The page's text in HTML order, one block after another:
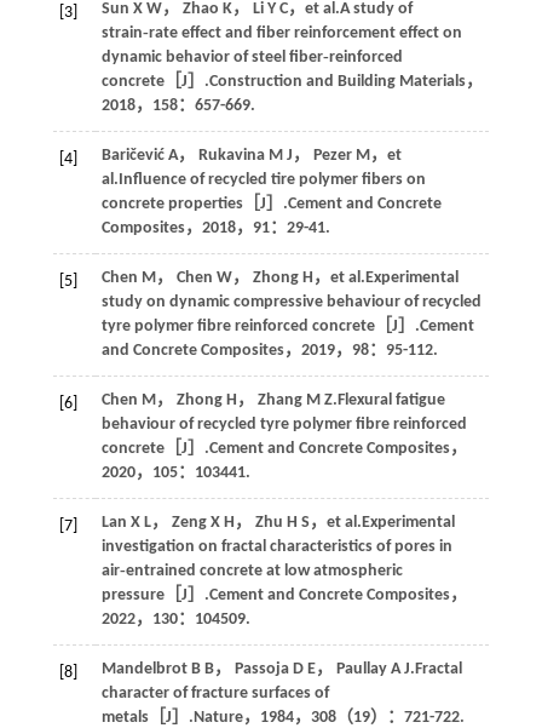
[3] Sun X W， Zhao K， Li Y C， et al.A study of
strain‑rate effect and fiber reinforcement effect on
dynamic behavior of steel fiber‑reinforced
concrete［J］.Construction and Building Materials，
2018， 158：657-669.
[4] Baričević A， Rukavina M J ， Pezer M， et
al.Influence of recycled tire polymer fibers on
concrete properties［J］.Cement and Concrete
Composites， 2018， 91：29-41.
[5] Chen M， Chen W， Zhong H ， et al.Experimental
study on dynamic compressive behaviour of recycled
tyre polymer fibre reinforced concrete［J］.Cement
and Concrete Composites， 2019， 98：95-112.
[6] Chen M， Zhong H ， Zhang M Z.Flexural fatigue
behaviour of recycled tyre polymer fibre reinforced
concrete［J］.Cement and Concrete Composites，
2020， 105：103441.
[7] Lan X L， Zeng X H ， Zhu H S ， et al.Experimental
investigation on fractal characteristics of pores in
air‑entrained concrete at low atmospheric
pressure［J］.Cement and Concrete Composites，
2022， 130：104509.
[8] Mandelbrot B B， Passoja D E， Paullay A J.Fractal
character of fracture surfaces of
metals［J］.Nature， 1984， 308（19）：721-722.